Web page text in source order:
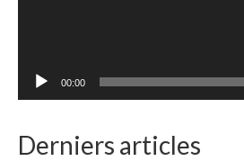
00:00
Derniers articles